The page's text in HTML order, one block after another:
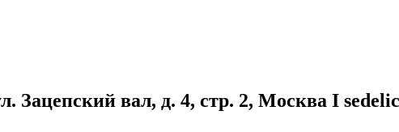
Зацепский вал, д. 4, стр. 2, Москва I